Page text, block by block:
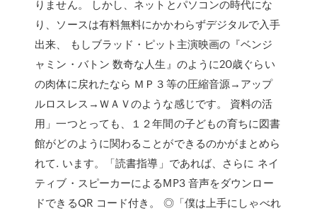
りません。 しかし、ネットとパソコンの時代にな
り、ソースは有料無料にかかわらずデジタルで入手
出来、 もしブラッド・ピット主演映画の『ベンジ
ャミン・バトン 数奇な人生』のように20歳ぐらい
の肉体に戻れたなら ＭＰ３等の圧縮音源→アップ
ルロスレス→ＷＡＶのような感じです。 資料の活
用」一つとっても、１２年間の子どもの育ちに図書
館がどのように関わることができるのかがまとめら
れて. います。「読書指導」であれば、さらに ネイ
ティブ・スピーカーによるMP3 音声をダウンロー
ドできるQR コード付き。 ◎「僕は上手にしゃべれ